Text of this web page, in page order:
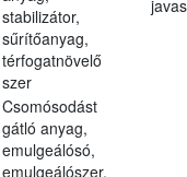
stabilizátor,
sűrítőanyag,
térfogatnövelő
szer
Csomósodást
gátló anyag,
emulgeálósó,
emulgeálószer,